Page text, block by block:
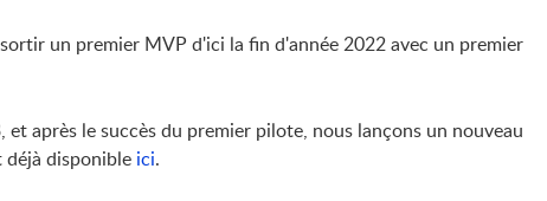
sortir un premier MVP d'ici la fin d'année 2022 avec un premier
et après le succès du premier pilote, nous lançons un nouveau
déjà disponible ici.